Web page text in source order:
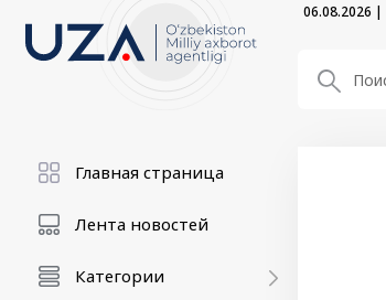
06.08.2026 |
Главная страница
Лента новостей
Категории